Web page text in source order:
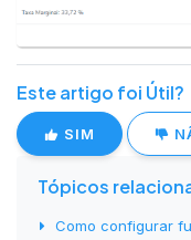
Tópicos
Como configurar
Este artigo foi Útil?
SIM